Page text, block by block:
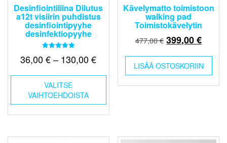
Desinfiointiliina Dilutus
a12t visiirin puhdistus
desinfiointipyyhe
desinfektiopyyhe
tuotteesta:
36,00€ – 130,00€Hintaluokka:
VALITSE
VAIHTOEHDOISTA
Tällä
tuotteella
useampi
muunnelma.
tehdä
Kävelymatto toimistoon
walking pad
Toimistokävelytin
477,00€ Alkuperäinen
oli:
477,00 €.
399,00€
on:
LISÄÄ OSTOSKORIIN